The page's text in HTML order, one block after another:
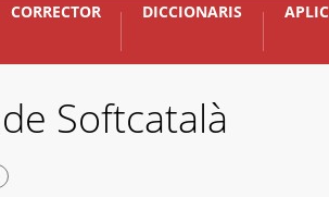
CORRECTOR DICCIONARIS
Softcatalà